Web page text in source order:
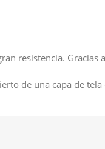
resistencia.
de una capa de